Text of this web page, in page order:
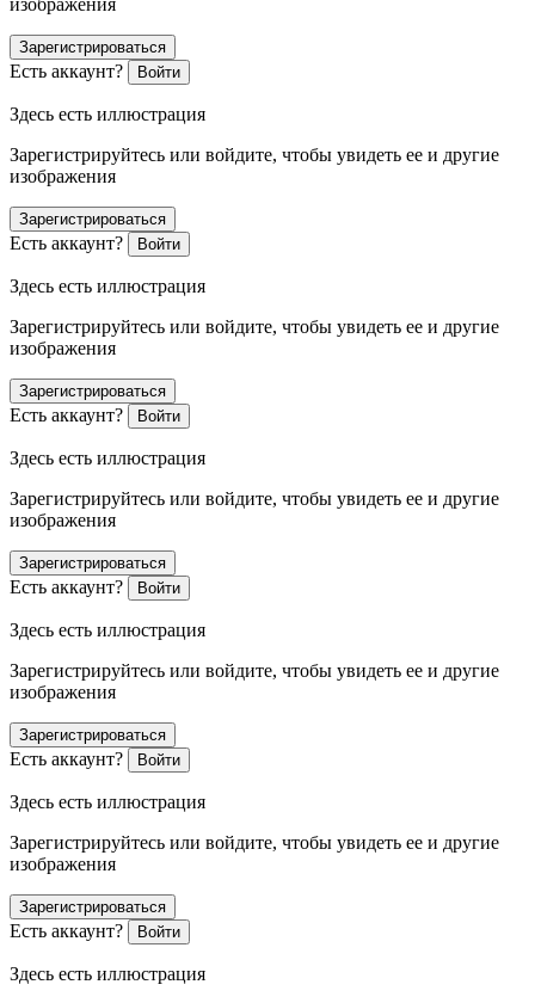
изображения
Зарегистрироваться
Есть аккаунт? Войти
Здесь есть иллюстрация
Зарегистрируйтесь или войдите, чтобы увидеть ее и другие
изображения
Зарегистрироваться
Есть аккаунт? Войти
Здесь есть иллюстрация
Зарегистрируйтесь или войдите, чтобы увидеть ее и другие
изображения
Зарегистрироваться
Есть аккаунт? Войти
Здесь есть иллюстрация
Зарегистрируйтесь или войдите, чтобы увидеть ее и другие
изображения
Зарегистрироваться
Есть аккаунт? Войти
Здесь есть иллюстрация
Зарегистрируйтесь или войдите, чтобы увидеть ее и другие
изображения
Зарегистрироваться
Есть аккаунт? Войти
Здесь есть иллюстрация
Зарегистрируйтесь или войдите, чтобы увидеть ее и другие
изображения
Зарегистрироваться
Есть аккаунт? Войти
Здесь есть иллюстрация